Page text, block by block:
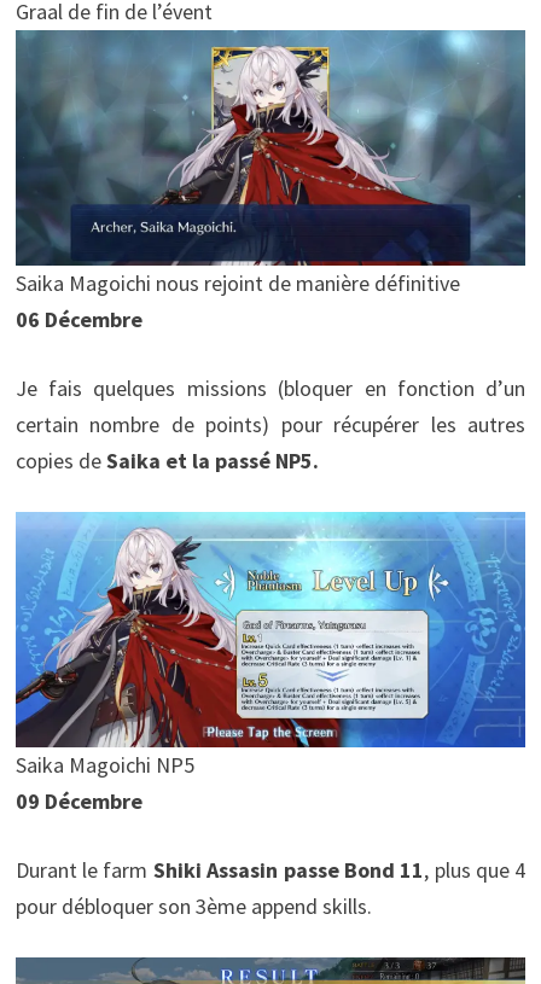
Graal de fin de l’évent
Saika Magoichi nous rejoint de manière définitive
06 Décembre
Je fais quelques missions (bloquer en fonction d’un
certain nombre de points) pour récupérer les autres
copies deSaika et la passé NP5.
Saika Magoichi NP5
09 Décembre
Durant le farm Shiki Assasin passe Bond 11, plus que 4
pour débloquer son 3ème append skills.